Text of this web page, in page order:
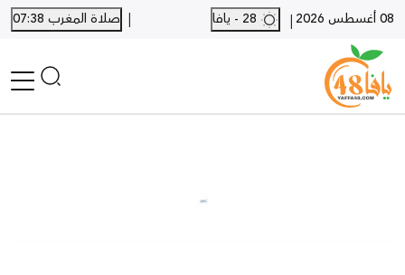
08 أغسطس 2026 |
| صلاة المغرب 07:38